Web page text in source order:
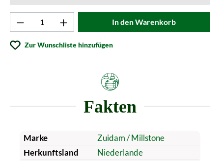
Produkt Anzahl: Gib den gewünschten
In den Warenkorb
Zur Wunschliste hinzufügen
Fakten
Marke
Zuidam / Millstone
Herkunftsland
Niederlande